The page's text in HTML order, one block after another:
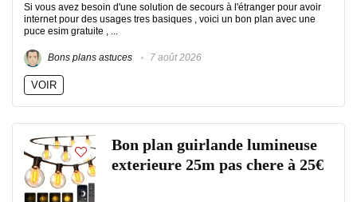
Si vous avez besoin d'une solution de secours à l'étranger pour avoir
internet pour des usages tres basiques , voici un bon plan avec une
puce esim gratuite , ...
Bons plans astuces 7 août 2026
VOIR
Bon plan guirlande lumineuse
exterieure 25m pas chere à 25€